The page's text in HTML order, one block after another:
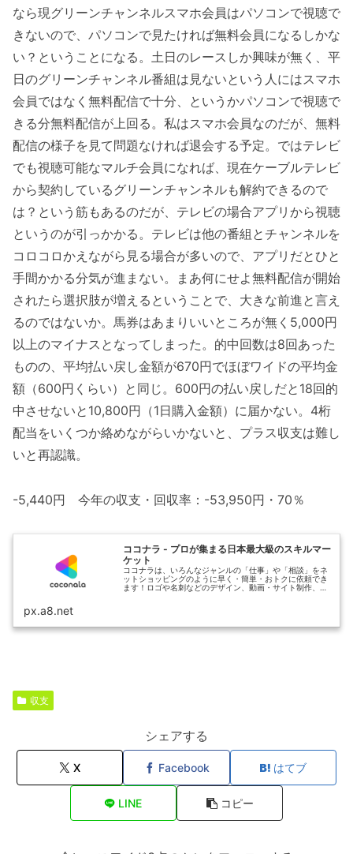
なら現グリーンチャンネルスマホ会員はパソコンで視聴で
きないので、パソコンで見たければ無料会員になるしかな
い？ということになる。土日のレースしか興味が無く、平
日のグリーンチャンネル番組は見ないという人にはスマホ
会員ではなく無料配信で十分、というかパソコンで視聴で
きる分無料配信が上回る。私はスマホ会員なのだが、無料
配信の様子を見て問題なければ退会する予定。ではテレビ
でも視聴可能なマルチ会員になれば、現在ケーブルテレビ
から契約しているグリーンチャンネルも解約できるので
は？という筋もあるのだが、テレビの場合アプリから視聴
というのが引っかかる。テレビは他の番組とチャンネルを
コロコロかえながら見る場合が多いので、アプリだとひと
手間かかる分気が進まない。まあ何にせよ無料配信が開始
されたら選択肢が増えるということで、大きな前進と言え
るのではないか。馬券はあまりいいところが無く5,000円
以上のマイナスとなってしまった。的中回数は8回あった
ものの、平均払い戻し金額が670円でほぼワイドの平均金
額（600円くらい）と同じ。600円の払い戻しだと18回的
中させないと10,800円（1日購入金額）に届かない。4桁
配当をいくつか絡めながらいかないと、プラス収支は難し
いと再認識。
-5,440円 今年の収支・回収率：-53,950円・70％
ココナラ - プロが集まる日本最大級のスキルマー
ケット
ココナラは、いろんなジャンルの「仕事」や「相談」をネ
ットショッピングのように早く・簡単・おトクに依頼でき
ます！ロゴや名刺などのデザイン、動画・サイト制作、お
px.a8.net
収支
シェアする
X Facebook はてブ
LINE コピー